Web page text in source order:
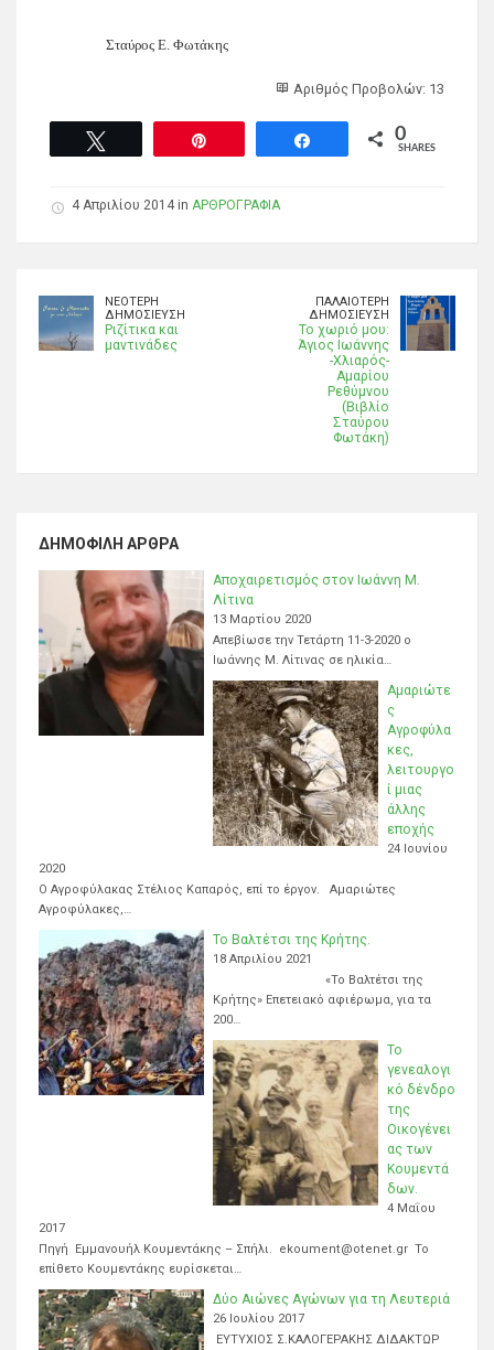
Σταύρος Ε. Φωτάκης
Αριθμός Προβολών: 13
0
SHARES
4 Απριλίου 2014 in ΑΡΘΡΟΓΡΑΦΙΑ
ΝΕΌΤΕΡΗ
ΔΗΜΟΣΊΕΥΣΗ
Ριζίτικα και
μαντινάδες
ΠΑΛΑΙΌΤΕΡΗ
ΔΗΜΟΣΊΕΥΣΗ
Το χωριό μου:
Άγιος Ιωάννης
-Χλιαρός-
Αμαρίου
Ρεθύμνου
(Βιβλίο
Σταύρου
Φωτάκη)
ΔΗΜΟΦΙΛΉ ΆΡΘΡΑ
Αποχαιρετισμός στον Ιωάννη Μ.
Λίτινα
13 Μαρτίου 2020
Απεβίωσε την Τετάρτη 11-3-2020 ο
Ιωάννης Μ. Λίτινας σε ηλικία…
Αμαριώτε
ς
Αγροφύλα
κες,
λειτουργο
ί μιας
άλλης
εποχής
24 Ιουνίου
2020
Ο Αγροφύλακας Στέλιος Καπαρός, επί το έργον. Αμαριώτες
Αγροφύλακες,…
Το Βαλτέτσι της Κρήτης.
18 Απριλίου 2021
«Το Βαλτέτσι της
Κρήτης» Επετειακό αφιέρωμα, για τα
200…
Το
γενεαλογι
κό δένδρο
της
Οικογένει
ας των
Κουμεντά
δων.
4 Μαΐου
2017
Πηγή Εμμανουήλ Κουμεντάκης – Σπήλι. ekoument@otenet.gr Το
επίθετο Κουμεντάκης ευρίσκεται…
Δύο Αιώνες Αγώνων για τη Λευτεριά
26 Ιουλίου 2017
ΕΥΤΥΧΙΟΣ Σ.ΚΑΛΟΓΕΡΑΚΗΣ ΔΙΔΑΚΤΩΡ